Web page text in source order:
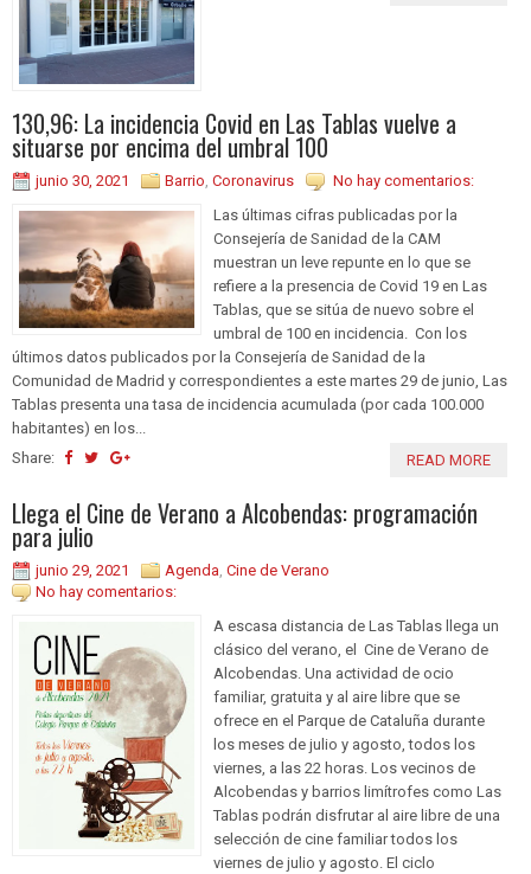
130,96: La incidencia Covid en Las Tablas vuelve a
situarse por encima del umbral 100
junio 30, 2021 Barrio, Coronavirus
No hay comentarios:
Las últimas cifras publicadas por la
Consejería de Sanidad de la CAM
muestran un leve repunte en lo que se
refiere a la presencia de Covid 19 en Las
Tablas, que se sitúa de nuevo sobre el
umbral de 100 en incidencia. Con los
últimos datos publicados por la Consejería de Sanidad de la
Comunidad de Madrid y correspondientes a este martes 29 de junio, Las
Tablas presenta una tasa de incidencia acumulada (por cada 100.000
habitantes) en los...
Share:
READ MORE
Llega el Cine de Verano a Alcobendas: programación
para julio
junio 29, 2021 Agenda, Cine de Verano
No hay comentarios:
A escasa distancia de Las Tablas llega un
clásico del verano, el Cine de Verano de
Alcobendas. Una actividad de ocio
familiar, gratuita y al aire libre que se
ofrece en el Parque de Cataluña durante
los meses de julio y agosto, todos los
viernes, a las 22 horas. Los vecinos de
Alcobendas y barrios limítrofes como Las
Tablas podrán disfrutar al aire libre de una
selección de cine familiar todos los
viernes de julio y agosto. El ciclo